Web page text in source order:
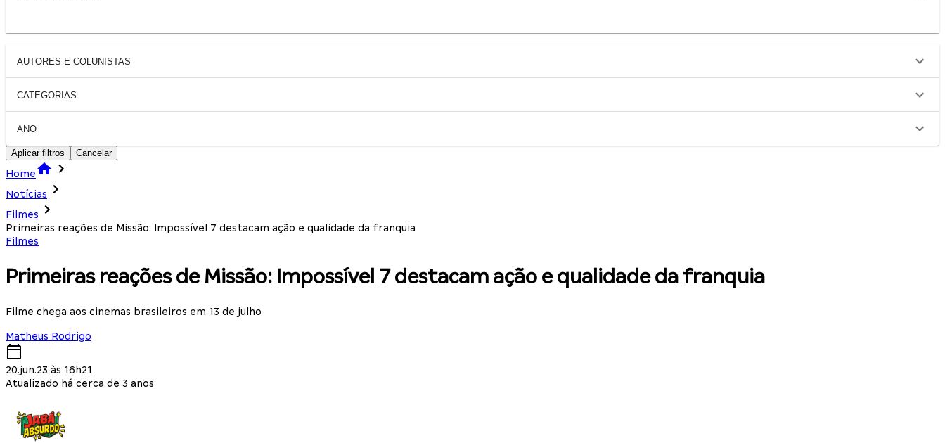
AUTORES E COLUNISTAS
CATEGORIAS
ANO
Aplicar filtros Cancelar
Home
Notícias
Filmes
Primeiras reações de Missão: Impossível 7 destacam ação e qualidade da franquia
Filmes
Primeiras reações de Missão: Impossível 7 destacam ação e qualidade da franquia
Filme chega aos cinemas brasileiros em 13 de julho
Matheus Rodrigo
20.jun.23 às 16h21
Atualizado há cerca de 3 anos